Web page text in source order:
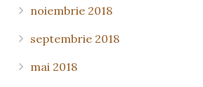
noiembrie 2018
septembrie 2018
mai 2018